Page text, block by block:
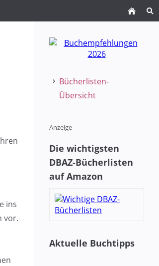
ins
vor.
Bücherlisten-
Übersicht
Anzeige
Die wichtigsten
DBAZ-Bücherlisten
auf Amazon
Aktuelle Buchtipps